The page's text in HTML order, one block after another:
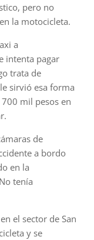
pero no
la motocicleta.
a
intenta pagar
trata de
sirvió esa forma
mil pesos en
de
a bordo
en la
tenía
el sector de San
y se